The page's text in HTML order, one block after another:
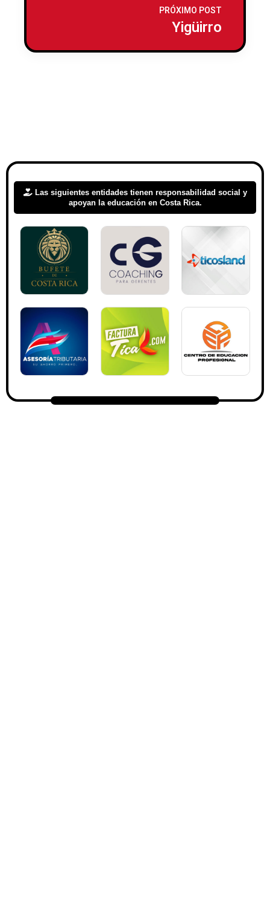
PRÓXIMO POST
Yigüirro
Las siguientes entidades tienen responsabilidad social y
apoyan la educación en Costa Rica.